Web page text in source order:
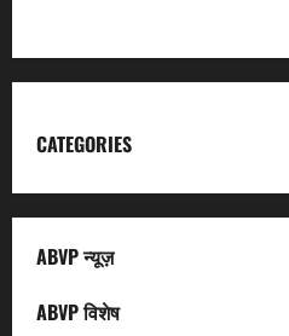
CATEGORIES
ABVP न्यूज़
ABVP विशेष